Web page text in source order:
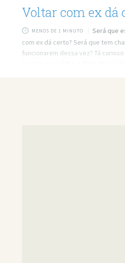
Voltar com ex dá
MENOS DE 1 MINUTO
Será que
com ex dá certo? Será que tem
funcionarem dessa vez? Tá